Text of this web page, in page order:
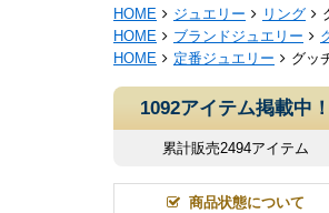
HOME
ジュエリー リング
HOME
ブランドジュエリー
HOME
定番ジュエリー グッ
1092アイテム掲載中！
累計販売2494アイテム
商品状態について